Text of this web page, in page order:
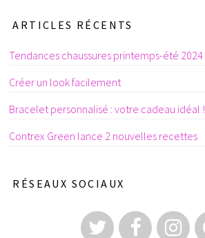
ARTICLES RÉCENTS
Tendances chaussures printemps-été 2024
Créer un look facilement
Bracelet personnalisé : votre cadeau idéal !
Contrex Green lance 2 nouvelles recettes
RÉSEAUX SOCIAUX